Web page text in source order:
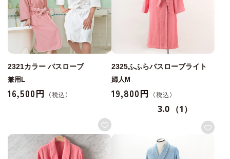
2321カラー バスローブ
兼用L
16,500円
2325ふふらバスローブライト
婦人M
19,800円
3.0 （1）